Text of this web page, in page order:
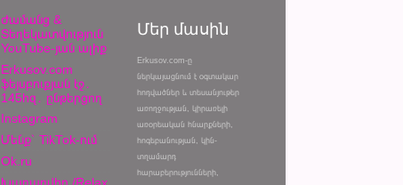
Ժամանց &
Տեղեկատվություն
YouTube-յան ալիք
Erkusov.com
ֆեյսբուքյան էջ․
145հզ․ ընթերցող
Instagram
Մենք՝ TikTok-ում
Ok.ru
Մեր մասին
Erkusov.com-ը
ներկայացնում է օգտակար
հոդվածներ և տեսանյութեր
առողջության, կիրառելի
առօրեական հնարքների,
հոգեբանության, կին-
տղամարդ
հարաբերությունների,